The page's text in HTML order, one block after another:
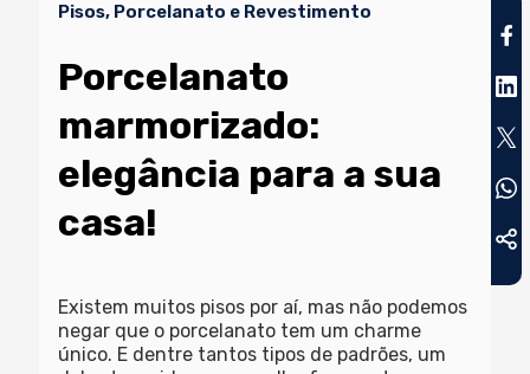
Pisos, Porcelanato e Revestimento
Porcelanato
marmorizado:
elegância para a sua
casa!
Existem muitos pisos por aí, mas não podemos
negar que o porcelanato tem um charme
único. E dentre tantos tipos de padrões, um